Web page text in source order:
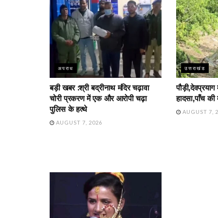
अपराध
बड़ी खबर :श्री बद्रीनाथ मंदिर चढ़ावा
चोरी प्रकरण में एक और आरोपी चढ़ा
पुलिस के हत्थे
AUGUST 7, 2026
उत्तराखंड
पौड़ी,देवप्रयाग
हादसा,पाँच की
AUGUST 7,